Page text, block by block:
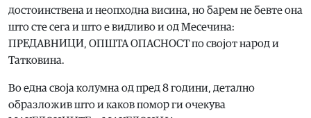
достоинствена и неопходна висина, но барем не бевте она
што сте сега и што е видливо и од Месечина:
ПРЕДАВНИЦИ, ОПШТА ОПАСНОСТ по својот народ и
Татковина.
Во една своја колумна од пред 8 години, детално
образложив што и каков помор ги очекува